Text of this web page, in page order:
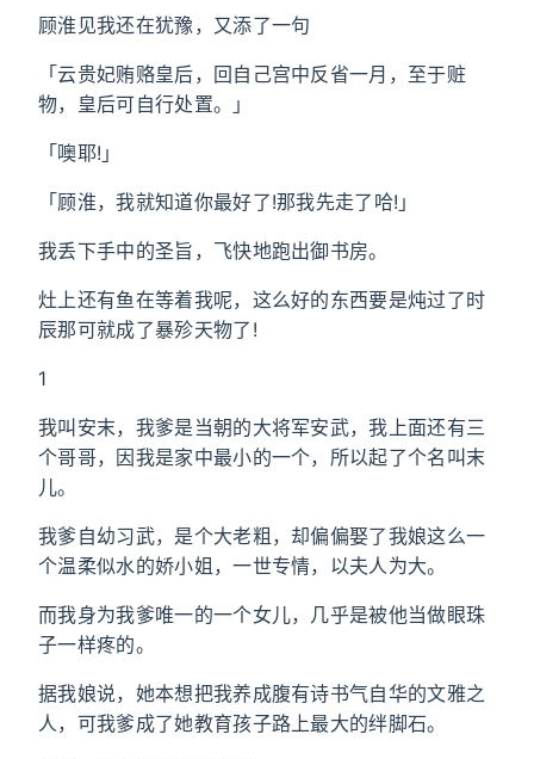
顾淮见我还在犹豫，又添了一句
「云贵妃贿赂皇后，回自己宫中反省一月，至于赃
物，皇后可自行处置。」
「噢耶!」
「顾淮，我就知道你最好了!那我先走了哈!」
我丢下手中的圣旨，飞快地跑出御书房。
灶上还有鱼在等着我呢，这么好的东西要是炖过了时
辰那可就成了暴殄天物了!
1
我叫安末，我爹是当朝的大将军安武，我上面还有三
个哥哥，因我是家中最小的一个，所以起了个名叫末
儿。
我爹自幼习武，是个大老粗，却偏偏娶了我娘这么一
个温柔似水的娇小姐，一世专情，以夫人为大。
而我身为我爹唯一的一个女儿，几乎是被他当做眼珠
子一样疼的。
据我娘说，她本想把我养成腹有诗书气自华的文雅之
人，可我爹成了她教育孩子路上最大的绊脚石。